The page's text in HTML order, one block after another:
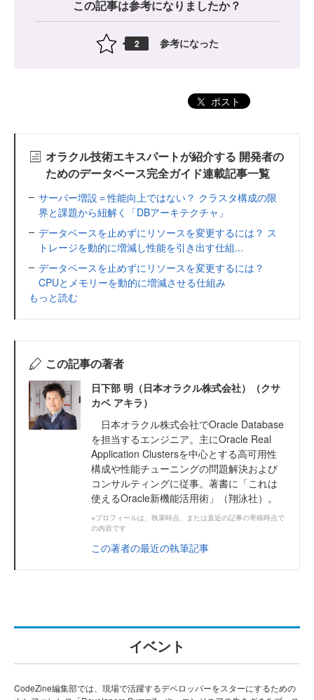
この記事は参考になりましたか？
2 参考になった
ポスト
オラクル技術エキスパートが紹介する 開発者の
ためのデータベース完全ガイド連載記事一覧
サーバー増設＝性能向上ではない？ クラスタ構成の限
界と課題から紐解く「DBアーキテクチャ」
データベースを止めずにリソースを変更するには？ ス
トレージを動的に増減し性能を引き出す仕組...
データベースを止めずにリソースを変更するには？
CPUとメモリーを動的に増減させる仕組み
もっと読む
この記事の著者
日下部 明（日本オラクル株式会社）（クサ
カベ アキラ）
日本オラクル株式会社でOracle Database
を担当するエンジニア。主にOracle Real
Application Clustersを中心とする高可用性
構成や性能チューニングの問題解決および
コンサルティングに従事。著書に「これは
使えるOracle新機能活用術」（翔泳社）。
※プロフィールは、執筆時点、または直近の記事の寄稿時点で
の内容です
この著者の最近の執筆記事
イベント
CodeZine編集部では、現場で活躍するデベロッパーをスターにするための